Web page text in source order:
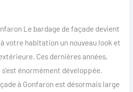
Le bardage de façade devient
votre habitation un nouveau look et
Ces dernières années,
énormément développée.
à Gonfaron est désormais large